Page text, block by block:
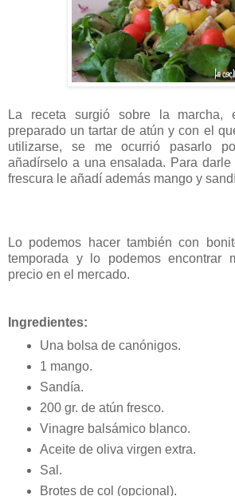
La receta surgió sobre la marcha,
preparado un tartar de atún y con el
utilizarse, se me ocurrió pasarlo
añadírselo a una ensalada. Para
frescura le añadí además mango y
Lo podemos hacer también con
temporada y lo podemos encontrar
precio en el mercado.
Ingredientes:
Una bolsa de canónigos.
1 mango.
Sandía.
200 gr. de atún fresco.
Vinagre balsámico blanco.
Aceite de oliva virgen extra.
Sal.
Brotes de col (opcional).